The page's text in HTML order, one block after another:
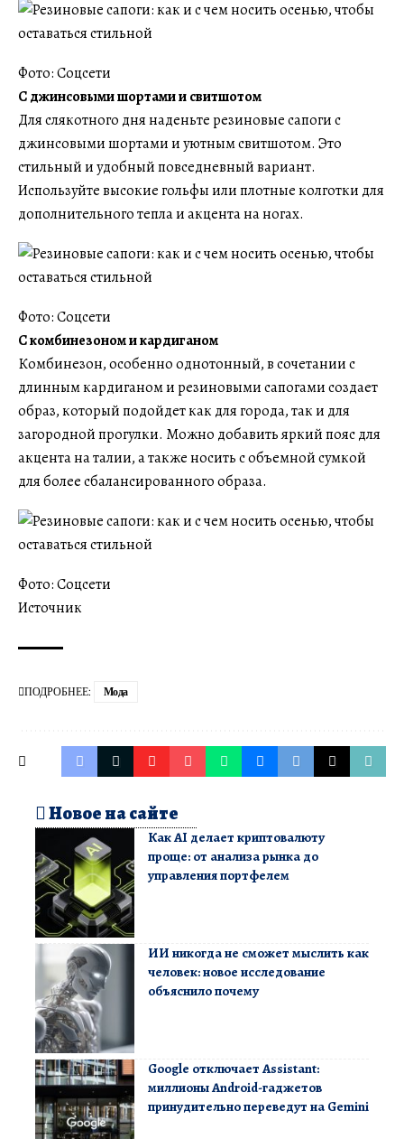
Фото: Соцсети
С джинсовыми шортами и свитшотом
Для слякотного дня наденьте резиновые сапоги с
джинсовыми шортами и уютным свитшотом. Это
стильный и удобный повседневный вариант.
Используйте высокие гольфы или плотные колготки для
дополнительного тепла и акцента на ногах.
Фото: Соцсети
С комбинезоном и кардиганом
Комбинезон, особенно однотонный, в сочетании с
длинным кардиганом и резиновыми сапогами создает
образ, который подойдет как для города, так и для
загородной прогулки. Можно добавить яркий пояс для
акцента на талии, а также носить с объемной сумкой
для более сбалансированного образа.
Фото: Соцсети
Источник
ПОДРОБНЕЕ: Мода
Новое на сайте
Как AI делает криптовалюту
проще: от анализа рынка до
управления портфелем
ИИ никогда не сможет мыслить как
человек: новое исследование
объяснило почему
Google отключает Assistant:
миллионы Android-гаджетов
принудительно переведут на Gemini